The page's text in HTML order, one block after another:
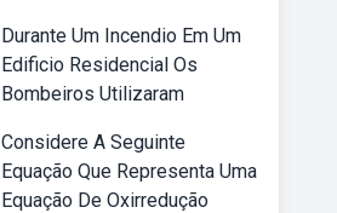
Durante Um Incendio Em Um
Edificio Residencial Os
Bombeiros Utilizaram
Considere A Seguinte
Equação Que Representa Uma
Equação De Oxirredução